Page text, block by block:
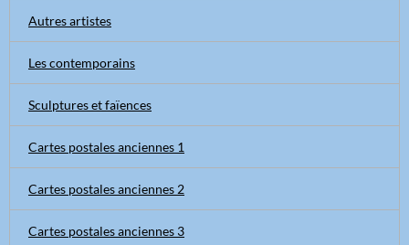
Autres artistes
Les contemporains
Sculptures et faïences
Cartes postales anciennes 1
Cartes postales anciennes 2
Cartes postales anciennes 3